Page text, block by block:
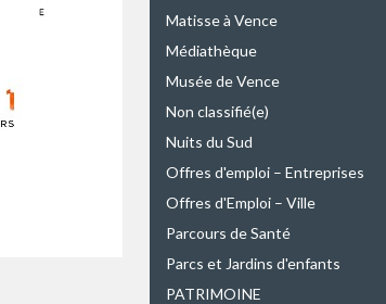
Matisse à Vence
Médiathèque
Musée de Vence
Non classifié(e)
Nuits du Sud
Offres d'emploi – Entreprises
Offres d'Emploi – Ville
Parcours de Santé
Parcs et Jardins d'enfants
PATRIMOINE